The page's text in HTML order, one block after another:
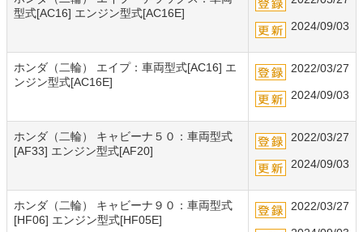
型式[AC16] エンジン型式[AC16E]
2024/09/03
ホンダ（二輪） エイプ：車両型式[AC16] エ
ンジン型式[AC16E]
2022/03/27
2024/09/03
ホンダ（二輪） キャビーナ５０：車両型式
[AF33] エンジン型式[AF20]
2022/03/27
2024/09/03
ホンダ（二輪） キャビーナ９０：車両型式
[HF06] エンジン型式[HF05E]
2022/03/27